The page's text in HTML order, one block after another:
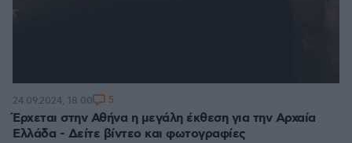
Έρχεται στην Αθήνα η μεγάλη έκθεση για την Αρχαία
Ελλάδα - Δείτε βίντεο και φωτογραφίες
24.09.2024, 18:00 5